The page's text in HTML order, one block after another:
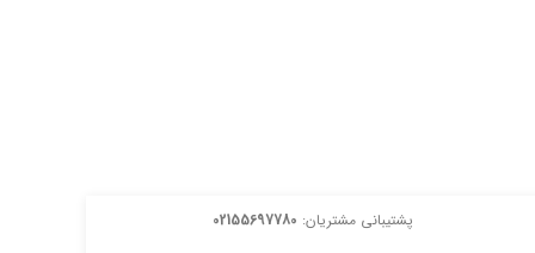
پشتیبانی مشتریان: 02155697780